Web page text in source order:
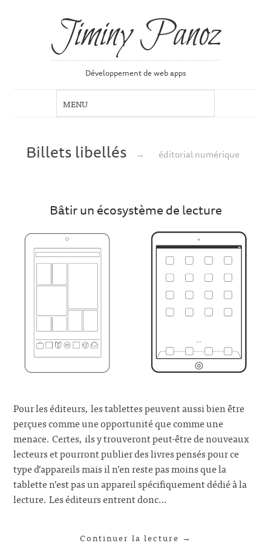
Jiminy Panoz
Développement de web apps
Billets libellés → éditorial numérique
Bâtir un écosystème de lecture
Pour les éditeurs, les tablettes peuvent aussi bien être
perçues comme une opportunité que comme une
menace. Certes, ils y trouveront peut-être de nouveaux
lecteurs et pourront publier des livres pensés pour ce
type d’appareils mais il n’en reste pas moins que la
tablette n’est pas un appareil spécifiquement dédié à la
lecture. Les éditeurs entrent donc…
Continuer la lecture →